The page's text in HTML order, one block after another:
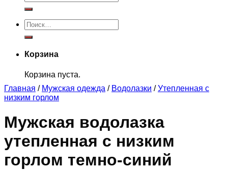
Искать:
Корзина
Корзина пуста.
Главная / Мужская одежда / Водолазки / Утепленная с
низким горлом
Мужская водолазка
утепленная с низким
горлом темно-синий